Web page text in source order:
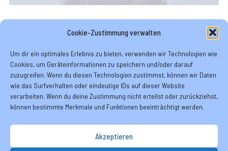
Cookie-Zustimmung verwalten
Um dir ein optimales Erlebnis zu bieten, verwenden wir Technologien wie
Cookies, um Geräteinformationen zu speichern und/oder darauf
zuzugreifen. Wenn du diesen Technologien zustimmst, können wir Daten
wie das Surfverhalten oder eindeutige IDs auf dieser Website
verarbeiten. Wenn du deine Zustimmung nicht erteilst oder zurückziehst,
können bestimmte Merkmale und Funktionen beeinträchtigt werden.
Akzeptieren
Sonderproduktion
Kontakt